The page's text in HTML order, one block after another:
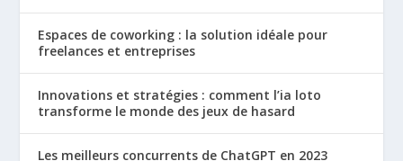
Espaces de coworking : la solution idéale pour
freelances et entreprises
Innovations et stratégies : comment l’ia loto
transforme le monde des jeux de hasard
Les meilleurs concurrents de ChatGPT en 2023